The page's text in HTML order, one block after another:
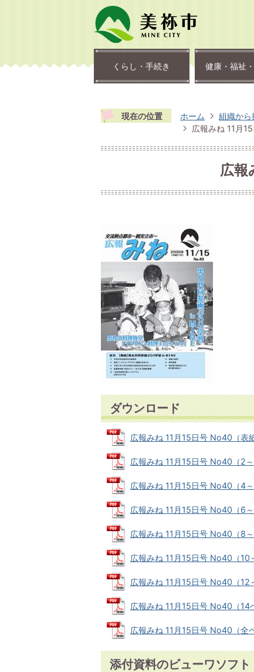
くらし・手続き 健康・福祉
現在の位置 ホーム 組織から
広報みね 11月
広報
ダウンロード
広報みね 11月15日号 No40（表
広報みね 11月15日号 No40（2
広報みね 11月15日号 No40（4
広報みね 11月15日号 No40（6
広報みね 11月15日号 No40（8
広報みね 11月15日号 No40（10
広報みね 11月15日号 No40（12
広報みね 11月15日号 No40（14
広報みね 11月15日号 No40（全
添付資料のビューワソフト